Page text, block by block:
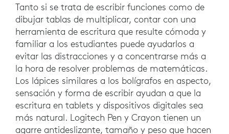
Tanto si se trata de escribir funciones como de
dibujar tablas de multiplicar, contar con una
herramienta de escritura que resulte cómoda y
familiar a los estudiantes puede ayudarlos a
evitar las distracciones y a concentrarse más a
la hora de resolver problemas de matemáticas.
Los lápices similares a los bolígrafos en aspecto,
sensación y forma de escribir ayudan a que la
escritura en tablets y dispositivos digitales sea
más natural. Logitech Pen y Crayon tienen un
agarre antideslizante, tamaño y peso que hacen